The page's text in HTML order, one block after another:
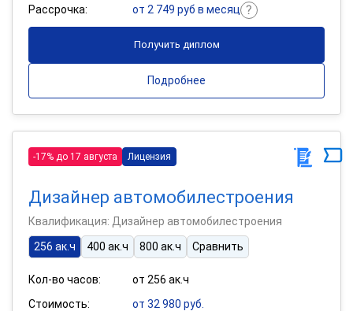
Рассрочка:
от 2 749 руб в месяц
Получить диплом
Подробнее
-17% до 17 августа Лицензия
Дизайнер автомобилестроения
Квалификация: Дизайнер автомобилестроения
256 ак.ч
400 ак.ч 800 ак.ч Сравнить
Кол-во часов:
от 256 ак.ч
Стоимость:
от 32 980 руб.